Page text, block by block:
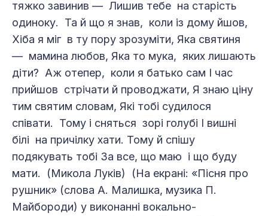
тяжко завинив — Лишив тебе на старість
одиноку. Та й що я знав, коли із дому йшов,
Хіба я міг в ту пору зрозуміти, Яка святиня
— мамина любов, Яка то мука, яких лишають
діти? Аж отепер, коли я батько сам І час
прийшов стрічати й проводжати, Я знаю ціну
тим святим словам, Які тобі судилося
співати. Тому і сняться зорі голубі І вишні
білі на причілку хати. Тому й спішу
подякувать тобі За все, що маю і що буду
мати. (Микола Луків) (На екрані: «Пісня про
рушник» (слова А. Малишка, музика П.
Майбороди) у виконанні вокально-